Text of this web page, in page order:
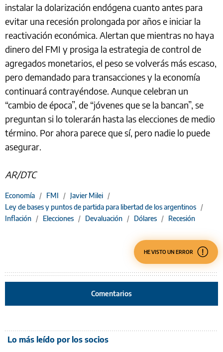
instalar la dolarización endógena cuanto antes para
evitar una recesión prolongada por años e iniciar la
reactivación económica. Alertan que mientras no haya
dinero del FMI y prosiga la estrategia de control de
agregados monetarios, el peso se volverás más escaso,
pero demandado para transacciones y la economía
continuará contrayéndose. Aunque celebran un
“cambio de época”, de “jóvenes que se la bancan”, se
preguntan si lo tolerarán hasta las elecciones de medio
término. Por ahora parece que sí, pero nadie lo puede
asegurar.
AR/DTC
Economía / FMI / Javier Milei /
Ley de bases y puntos de partida para libertad de los argentinos /
Inflación / Elecciones / Devaluación / Dólares / Recesión
HE VISTO UN ERROR
Comentarios
Lo más leído por los socios